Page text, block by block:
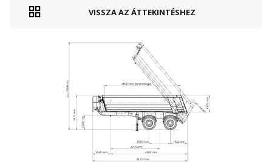
VISSZA AZ ÁTTEKINTÉSHEZ